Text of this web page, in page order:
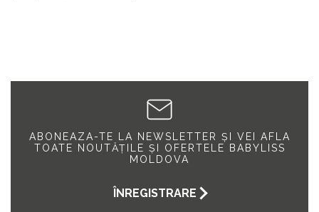
ABONEAZA-TE LA NEWSLETTER ȘI VEI AFLA
TOATE NOUTĂȚILE ȘI OFERTELE BABYLISS
MOLDOVA
ÎNREGISTRARE